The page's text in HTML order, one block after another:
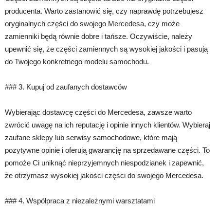
producenta. Warto zastanowić się, czy naprawdę potrzebujesz
oryginalnych części do swojego Mercedesa, czy może
zamienniki będą równie dobre i tańsze. Oczywiście, należy
upewnić się, że części zamiennych są wysokiej jakości i pasują
do Twojego konkretnego modelu samochodu.
### 3. Kupuj od zaufanych dostawców
Wybierając dostawcę części do Mercedesa, zawsze warto
zwrócić uwagę na ich reputację i opinie innych klientów. Wybieraj
zaufane sklepy lub serwisy samochodowe, które mają
pozytywne opinie i oferują gwarancję na sprzedawane części. To
pomoże Ci uniknąć nieprzyjemnych niespodzianek i zapewnić,
że otrzymasz wysokiej jakości części do swojego Mercedesa.
### 4. Współpraca z niezależnymi warsztatami